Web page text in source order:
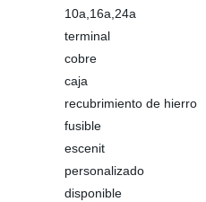
10a,16a,24a
terminal
cobre
caja
recubrimiento de hierro
fusible
escenit
personalizado
disponible